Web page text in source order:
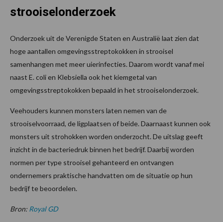
strooiselonderzoek
Onderzoek uit de Verenigde Staten en Australië laat zien dat
hoge aantallen omgevingsstreptokokken in strooisel
samenhangen met meer uierinfecties. Daarom wordt vanaf mei
naast E. coli en Klebsiella ook het kiemgetal van
omgevingsstreptokokken bepaald in het strooiselonderzoek.
Veehouders kunnen monsters laten nemen van de
strooiselvoorraad, de ligplaatsen of beide. Daarnaast kunnen ook
monsters uit strohokken worden onderzocht. De uitslag geeft
inzicht in de bacteriedruk binnen het bedrijf. Daarbij worden
normen per type strooisel gehanteerd en ontvangen
ondernemers praktische handvatten om de situatie op hun
bedrijf te beoordelen.
Bron: Royal GD